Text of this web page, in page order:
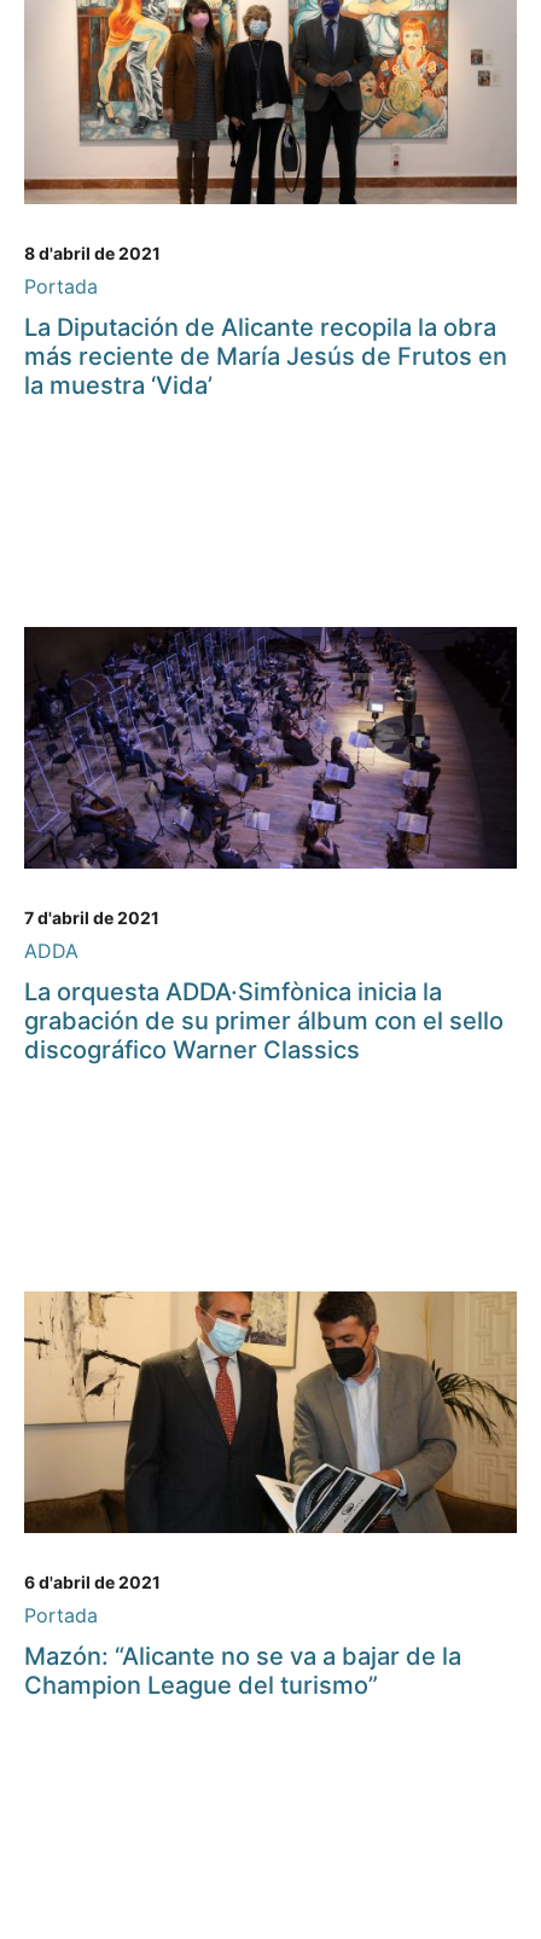
8 d'abril de 2021
Portada
La Diputación de Alicante recopila la obra
más reciente de María Jesús de Frutos en
la muestra ‘Vida’
7 d'abril de 2021
ADDA
La orquesta ADDA·Simfònica inicia la
grabación de su primer álbum con el sello
discográfico Warner Classics
6 d'abril de 2021
Portada
Mazón: “Alicante no se va a bajar de la
Champion League del turismo”